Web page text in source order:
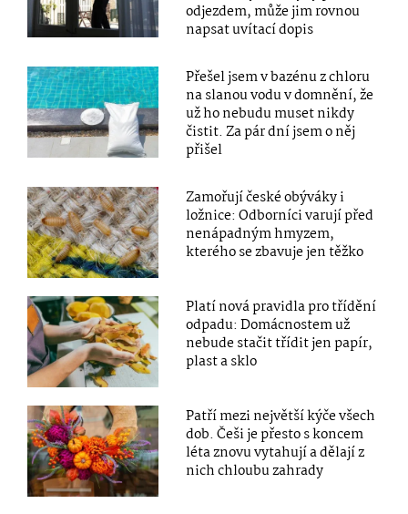
odjezdem, může jim rovnou
napsat uvítací dopis
Přešel jsem v bazénu z chloru
na slanou vodu v domnění, že
už ho nebudu muset nikdy
čistit. Za pár dní jsem o něj
přišel
Zamořují české obýváky i
ložnice: Odborníci varují před
nenápadným hmyzem,
kterého se zbavuje jen těžko
Platí nová pravidla pro třídění
odpadu: Domácnostem už
nebude stačit třídit jen papír,
plast a sklo
Patří mezi největší kýče všech
dob. Češi je přesto s koncem
léta znovu vytahují a dělají z
nich chloubu zahrady